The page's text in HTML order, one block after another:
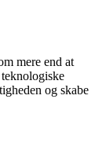
mere end at
og skabe